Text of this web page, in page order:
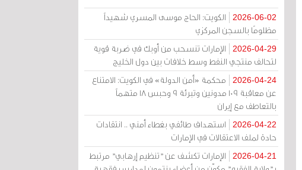
2026-06-02
الكويت: الحاج موسى المسري شهيداً
مظلومًا بالسجن المركزي
2026-04-29
الإمارات تنسحب من أوبك في ضربة قوية
لتحالف منتجي النفط وسط خلافات بين دول الخليج
2026-04-24
محكمة «أمن الدولة» في الكويت: الامتناع
عن معاقبة 109 مدونين وتبرئة 9 وحبس 18 متهماً
بالتعاطف مع إيران
2026-04-22
استهداف طائفي بغطاء أمني .. انتقادات
حادة لملف الاعتقالات في الإمارات
2026-04-21
الإمارات تكشف عن "تنظيم إرهابي" مرتبط